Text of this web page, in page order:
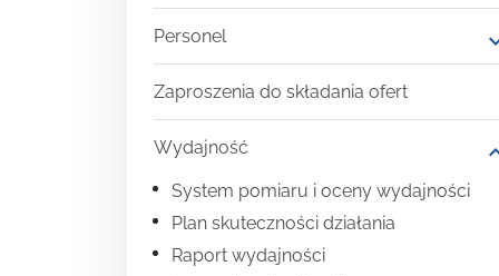
Personel
Zaproszenia do składania ofert
Wydajność
System pomiaru i oceny wydajności
Plan skuteczności działania
Raport wydajności